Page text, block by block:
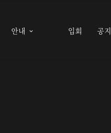
안내  입회 공지